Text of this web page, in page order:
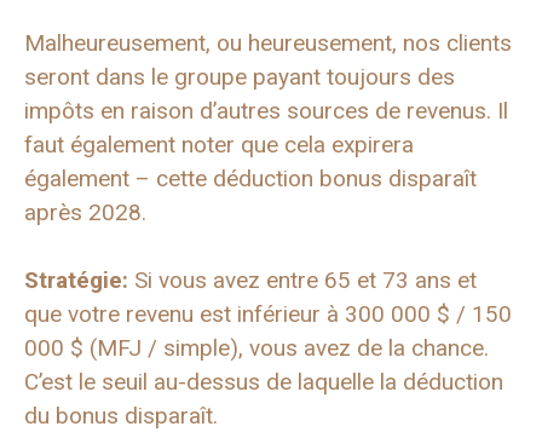
Malheureusement, ou heureusement, nos clients
seront dans le groupe payant toujours des
impôts en raison d’autres sources de revenus. Il
faut également noter que cela expirera
également – cette déduction bonus disparaît
après 2028.
Stratégie: Si vous avez entre 65 et 73 ans et
que votre revenu est inférieur à 300 000 $ / 150
000 $ (MFJ / simple), vous avez de la chance.
C’est le seuil au-dessus de laquelle la déduction
du bonus disparaît.